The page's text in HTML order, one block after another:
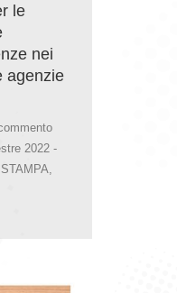
le
nei
agenzie
2022 -